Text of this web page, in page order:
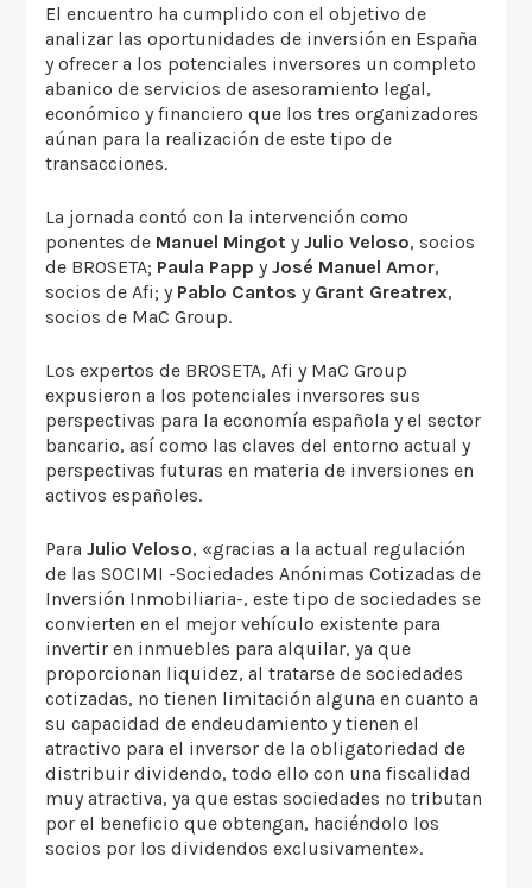
El encuentro ha cumplido con el objetivo de
analizar las oportunidades de inversión en España
y ofrecer a los potenciales inversores un completo
abanico de servicios de asesoramiento legal,
económico y financiero que los tres organizadores
aúnan para la realización de este tipo de
transacciones.
La jornada contó con la intervención como
ponentes de Manuel Mingot yJulio Veloso, socios
de BROSETA; Paula Papp yJosé Manuel Amor,
socios de Afi; y Pablo Cantos y Grant Greatrex,
socios de MaC Group.
Los expertos de BROSETA, Afi y MaC Group
expusieron a los potenciales inversores sus
perspectivas para la economía española y el sector
bancario, así como las claves del entorno actual y
perspectivas futuras en materia de inversiones en
activos españoles.
Para Julio Veloso, «gracias a la actual regulación
de las SOCIMI -Sociedades Anónimas Cotizadas de
Inversión Inmobiliaria-, este tipo de sociedades se
convierten en el mejor vehículo existente para
invertir en inmuebles para alquilar, ya que
proporcionan liquidez, al tratarse de sociedades
cotizadas, no tienen limitación alguna en cuanto a
su capacidad de endeudamiento y tienen el
atractivo para el inversor de la obligatoriedad de
distribuir dividendo, todo ello con una fiscalidad
muy atractiva, ya que estas sociedades no tributan
por el beneficio que obtengan, haciéndolo los
socios por los dividendos exclusivamente».